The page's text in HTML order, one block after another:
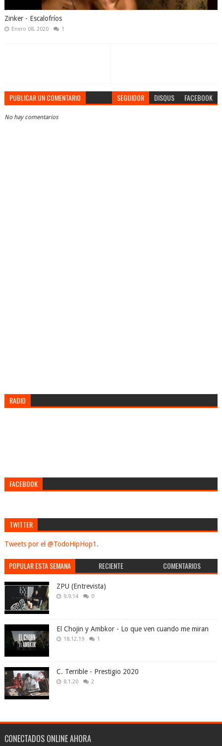
Zinker - Escalofríos
Enero 08, 2020 1
PUBLICAR UN COMENTARIO SEGUIDOR DISQUS FACEBOOK
No hay comentarios
RADIO
FACEBOOK
TWITTER
Tweets por el @TodoHipHop1.
POPULAR ESTA SEMANA RECIENTE COMENTARIOS
ZPU (Entrevista)
9.9.14 0
El Chojin y Ambkor - Lo que ven cuando me miran
18.12.19 1
C. Terrible - Prestigio 2020
8.1.20 2
CONECTADOS ONLINE AHORA